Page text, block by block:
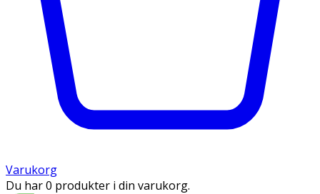
Varukorg
Du har 0 produkter i din varukorg.